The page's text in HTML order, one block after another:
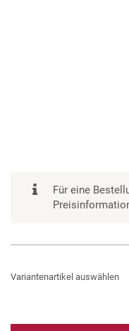
Für eine
Variantenartikel auswählen